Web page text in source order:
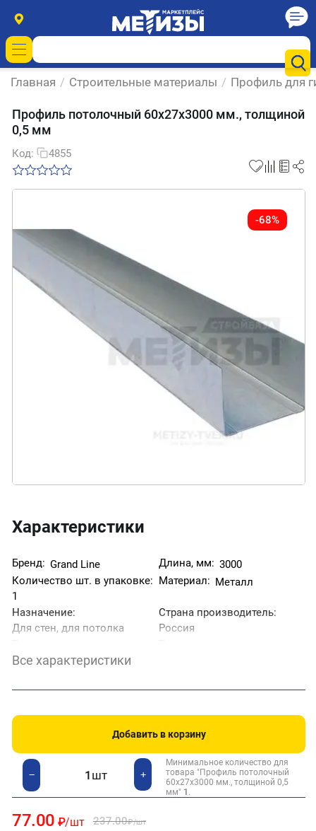
Главная / Строительные материалы / Профиль для
Профиль потолочный 60х27х3000 мм., толщиной
0,5 мм
Код: 4855
-68%
Характеристики
Бренд: Grand Line Длина, мм: 3000
Количество шт. в упаковке:
1
Материал: Металл
Назначение:
Для стен, для потолка
Страна производитель:
Россия
Ширина, мм: 60
Все характеристики
Добавить в корзину
+
шт
−
Минимальное количество для
товара "Профиль потолочный
60х27х3000 мм., толщиной 0,5
мм" 1 .
77.00 ₽/шт 237.00₽/шт